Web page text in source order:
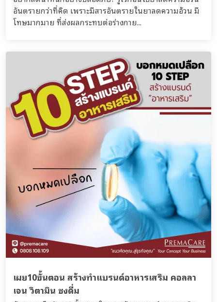
อันตรายกว่าที่คิด เพราะมีสารอันตรายในยาลดความอ้วน มี
โทษมากมาย ที่ส่งผลกระทบต่อร่างกาย...
เผย10ขั้นตอน สร้างทำแบรนด์อาหารเสริม คอลลา
เจน วิตามิน ชงดื่ม